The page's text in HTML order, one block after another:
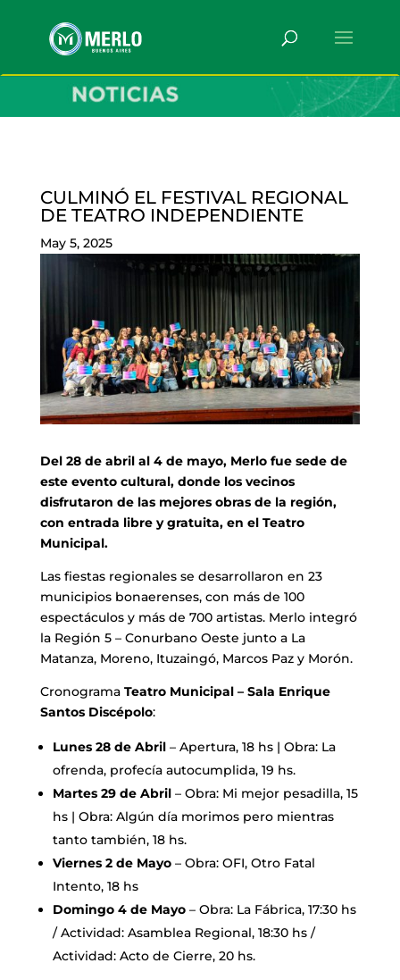
CULMINÓ EL FESTIVAL REGIONAL
DE TEATRO INDEPENDIENTE
May 5, 2025
Del 28 de abril al 4 de mayo, Merlo fue sede de
este evento cultural, donde los vecinos
disfrutaron de las mejores obras de la región,
con entrada libre y gratuita, en el Teatro
Municipal.
Las fiestas regionales se desarrollaron en 23
municipios bonaerenses, con más de 100
espectáculos y más de 700 artistas. Merlo integró
la Región 5 – Conurbano Oeste junto a La
Matanza, Moreno, Ituzaingó, Marcos Paz y Morón.
Cronograma Teatro Municipal – Sala Enrique
Santos Discépolo:
Lunes 28 de Abril– Apertura, 18 hs | Obra: La
ofrenda, profecía autocumplida, 19 hs.
Martes 29 de Abril– Obra: Mi mejor pesadilla, 15
hs | Obra: Algún día morimos pero mientras
tanto también, 18 hs.
Viernes 2 de Mayo– Obra: OFI, Otro Fatal
Intento, 18 hs
Domingo 4 de Mayo– Obra: La Fábrica, 17:30 hs
/ Actividad: Asamblea Regional, 18:30 hs /
Actividad: Acto de Cierre, 20 hs.